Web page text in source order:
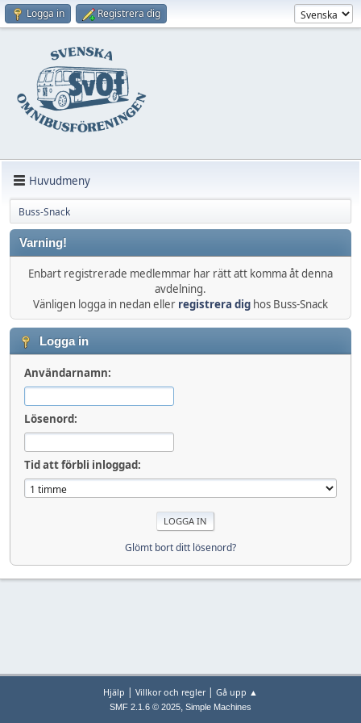
Logga in Registrera dig
Huvudmeny
Buss-Snack
Varning!
Enbart registrerade medlemmar har rätt att komma åt denna
avdelning.
Vänligen logga in nedan eller registrera dig hos Buss-Snack
Logga in
Användarnamn:
Lösenord:
Tid att förbli inloggad:
Glömt bort ditt lösenord?
Hjälp | Villkor och regler| Gå upp ▲
SMF 2.1.6 © 2025, Simple Machines